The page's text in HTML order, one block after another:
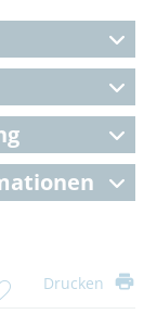
Drucken